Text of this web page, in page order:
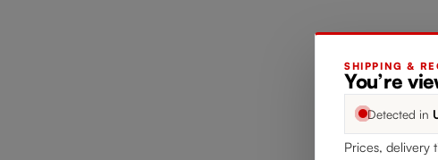
SHIPPING &
You’re
Detected in
Prices, delivery